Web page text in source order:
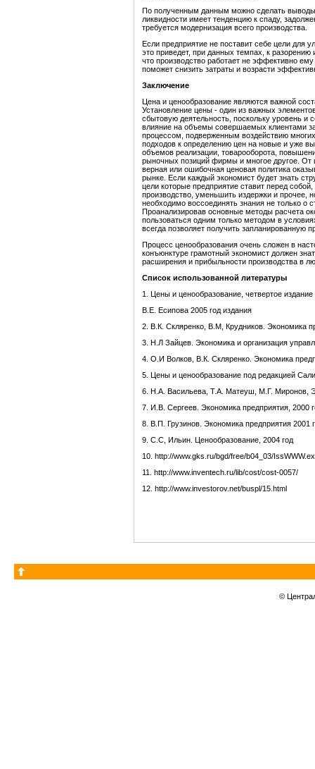
По полученным данным можно сделать
ликвидности имеет тенденцию к спаду,
требуется модернизация всего производства.
Если предприятие не поставит себе цели для
это приведет, при данных темпах, к
что производство работает не эффективно
поможет снизить затраты и возрасти
Заключение
Цена и ценообразование являются важной
Установление цены - один из важных
сбытовую деятельность, поскольку уровень
влияние на объемы совершаемых клиентами
процессом, подверженным воздействию
подходов к определению цен на новые и уже
объемов реализации, товарооборота,
рыночных позиций фирмы и многое другое. От
верная или ошибочная ценовая политика
рынке. Если каждый экономист будет знать
цели которые предприятие ставит перед
производство, уменьшить издержки и прочее,
необходимо воссоединять знания не только о
Проанализировав основные методы расчета
пользоваться одним только методом в
всегда позволяет получить запланированную
Процесс ценообразования очень сложен в
конъюнктуре грамотный экономист должен
расширения и прибыльности производства в
Список использованной литературы
1. Цены и ценообразование, четвертое издание
В.Е. Есипова 2005 год издания
2. В.К. Скляренко, В.М, Крудников. Экономика
3. Н.Л Зайцев. Экономика и организация
4. О.И Волков, В.К. Скляренко. Экономика
5. Цены и ценообразование под редакцией
6. Н.А. Васильева, Т.А. Матеуш, М.Г. Миронов,
7. И.В. Сергеев. Экономика предприятия, 2000
8. В.П. Грузинов. Экономика предприятия 2001
9. С.С, Ильин. Ценообразование, 2004 год
10. http://www.gks.ru/bgd/free/b04_03/
11. http://www.inventech.ru/lib/cost/cost-0057/
12. http://www.investorov.net/buspl/15.html
©